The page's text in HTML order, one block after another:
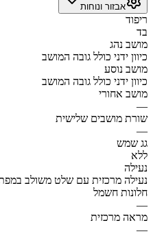
אבזור ונוחות
ריפוד
בד
מושב נהג
כיוון ידני כולל גובה המושב
מושב נוסע
כיוון ידני כולל גובה המושב
מושב אחורי
—
שורת מושבים שלישית
—
גג שמש
ללא
נעילה
נעילה מרכזית עם שלט משולב
חלונות חשמל
—
מראה מרכזית
—